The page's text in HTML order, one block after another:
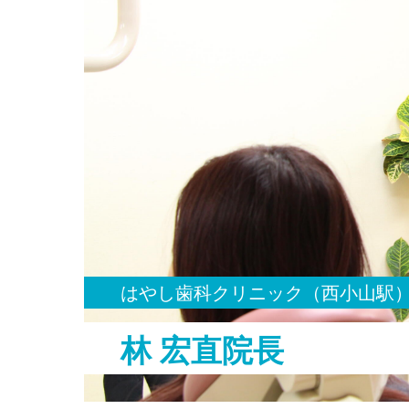
はやし歯科クリニック（西小山駅
林 宏直院長